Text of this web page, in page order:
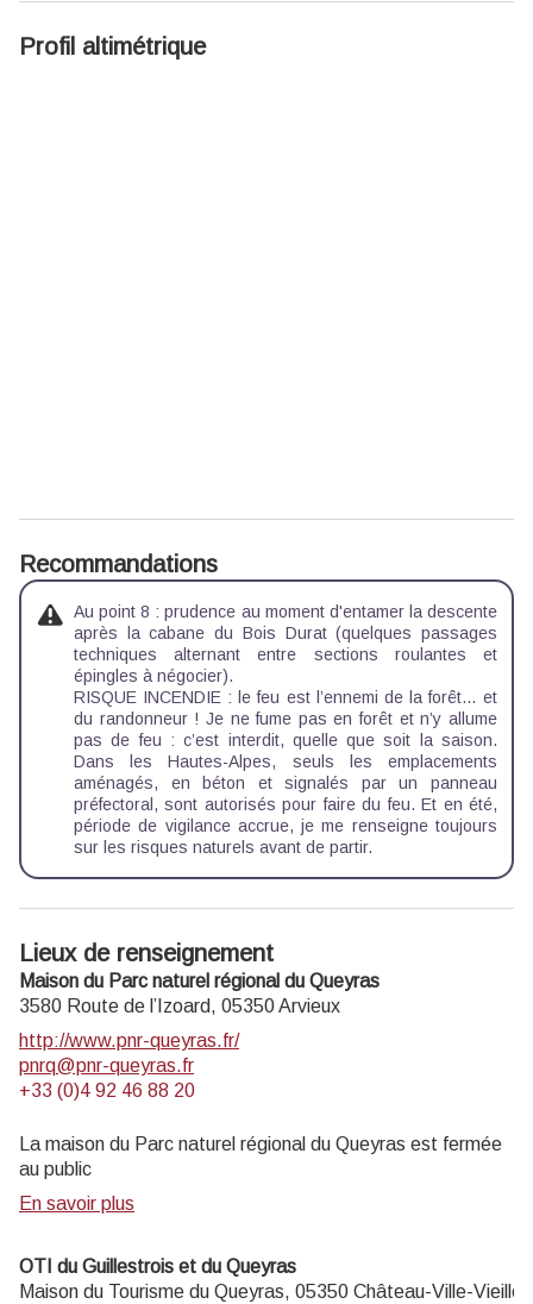
Profil altimétrique
Recommandations
Au point 8 : prudence au moment d'entamer la descente
après la cabane du Bois Durat (quelques passages
techniques alternant entre sections roulantes et
épingles à négocier).
RISQUE INCENDIE : le feu est l’ennemi de la forêt… et
du randonneur ! Je ne fume pas en forêt et n’y allume
pas de feu : c’est interdit, quelle que soit la saison.
Dans les Hautes-Alpes, seuls les emplacements
aménagés, en béton et signalés par un panneau
préfectoral, sont autorisés pour faire du feu. Et en été,
période de vigilance accrue, je me renseigne toujours
sur les risques naturels avant de partir.
Lieux de renseignement
Maison du Parc naturel régional du Queyras
3580 Route de l’Izoard, 05350Arvieux
http://www.pnr-queyras.fr/
pnrq@pnr-queyras.fr
+33 (0)4 92 46 88 20
La maison du Parc naturel régional du Queyras est fermée
au public
En savoir plus
OTI du Guillestrois et du Queyras
Maison du Tourisme du Queyras, 05350 Château-Ville-Vieille